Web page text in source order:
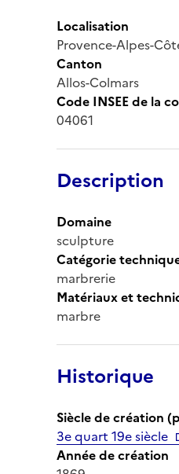
Localisation
Provence-Alpes-
Canton
Allos-Colmars
Code INSEE de la
04061
Description
Domaine
sculpture
Catégorie
marbrerie
Matériaux et
marbre
Historique
Siècle de création
3e quart 19e siècle
Année de création